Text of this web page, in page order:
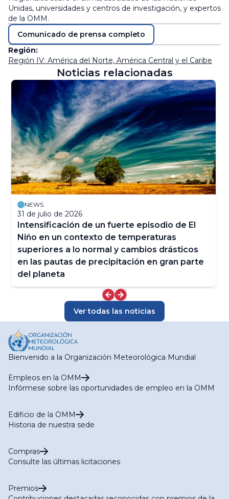
Unidas, universidades y centros de investigación, y expertos
de la OMM.
Comunicado de prensa completo
Región:
Región IV: América del Norte, América Central y el Caribe
Noticias relacionadas
NEWS
31 de julio de 2026
Intensificación de un fuerte episodio de El
Niño en un contexto de temperaturas
superiores a lo normal y cambios drásticos
en las pautas de precipitación en gran parte
del planeta
Ver todas las noticias
Bienvenido a la Organización Meteorológica Mundial
Empleos en la OMM
Infórmese sobre las oportunidades de empleo en la OMM
Edificio de la OMM
Historia de nuestra sede
Compras
Consulte las últimas licitaciones
Premios